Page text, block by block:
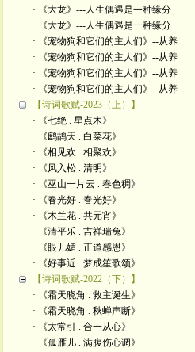
· 《大龙》---人生偶遇是一种缘分
· 《大龙》---人生偶遇是一种缘分
· 《宠物狗和它们的主人们》--从养
· 《宠物狗和它们的主人们》--从养
· 《宠物狗和它们的主人们》--从养
· 《宠物狗和它们的主人们》--从养
【诗词歌赋-2023（上）】
· 《七绝 . 星点木》
· 《鹧鸪天 . 白菜花》
· 《相见欢 . 相聚欢》
· 《风入松 . 清明》
· 《巫山一片云 . 春色稠》
· 《春光好 . 春光好》
· 《木兰花 . 共元宵》
· 《清平乐 . 吉祥瑞兔》
· 《眼儿媚 . 正道感恩》
· 《好事近 . 梦成笙歌颂》
【诗词歌赋-2022（下）】
· 《霜天晓角 . 救主诞生》
· 《霜天晓角 . 秋蝉声断》
· 《太常引 . 合一从心》
· 《孤雁儿 . 满腹伤心调》